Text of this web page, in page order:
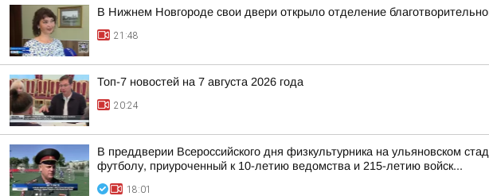
В Нижнем Новгороде свои двери открыло отделение
21:48
Топ-7 новостей на 7 августа 2026 года
20:24
В преддверии Всероссийского дня физкультурника на ульяновском
футболу, приуроченный к 10-летию ведомства и 215-летию войск...
18:01